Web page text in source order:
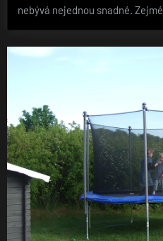
nebývá nejednou snadné.